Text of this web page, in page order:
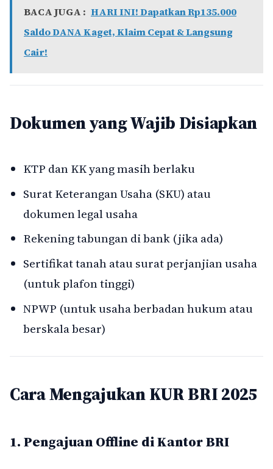
BACA JUGA : HARI INI! Dapatkan Rp135.000
Saldo DANA Kaget, Klaim Cepat & Langsung
Cair!
Dokumen yang Wajib Disiapkan
KTP dan KK yang masih berlaku
Surat Keterangan Usaha (SKU) atau
dokumen legal usaha
Rekening tabungan di bank (jika ada)
Sertifikat tanah atau surat perjanjian usaha
(untuk plafon tinggi)
NPWP (untuk usaha berbadan hukum atau
berskala besar)
Cara Mengajukan KUR BRI 2025
1. Pengajuan Offline di Kantor BRI